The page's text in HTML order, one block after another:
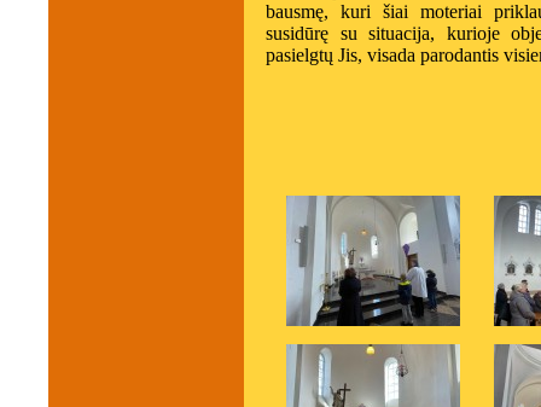
bausmę, kuri šiai moteriai
susidūrę su situacija, kurioje
pasielgtų Jis, visada parodantis